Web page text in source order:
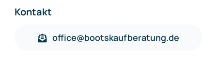
Kontakt
office@bootskaufberatung.de